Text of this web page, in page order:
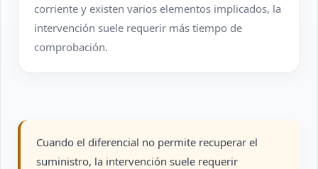
corriente y existen varios elementos implicados, la
intervención suele requerir más tiempo de
comprobación.
Cuando el diferencial no permite recuperar el
suministro, la intervención suele requerir